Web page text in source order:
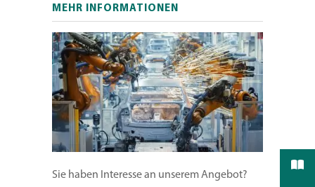
MEHR INFORMATIONEN
Sie haben Interesse an unserem Angebot?